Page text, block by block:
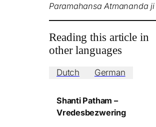
Paramahansa Atmananda ji
Reading this article in
other languages
Dutch German
Shanti Patham –
Vredesbezwering